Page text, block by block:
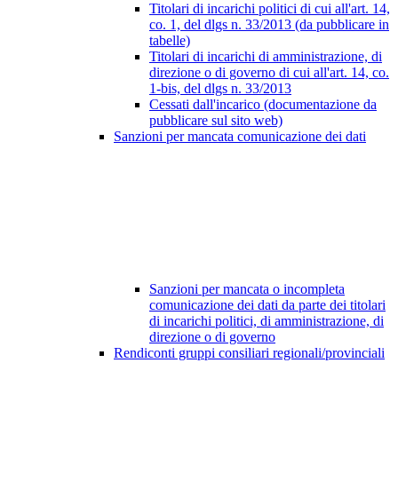
Titolari di incarichi politici di cui all'art. 14,
co. 1, del dlgs n. 33/2013 (da pubblicare in
tabelle)
Titolari di incarichi di amministrazione, di
direzione o di governo di cui all'art. 14, co.
1-bis, del dlgs n. 33/2013
Cessati dall'incarico (documentazione da
pubblicare sul sito web)
Sanzioni per mancata comunicazione dei dati
Sanzioni per mancata o incompleta
comunicazione dei dati da parte dei titolari
di incarichi politici, di amministrazione, di
direzione o di governo
Rendiconti gruppi consiliari regionali/provinciali